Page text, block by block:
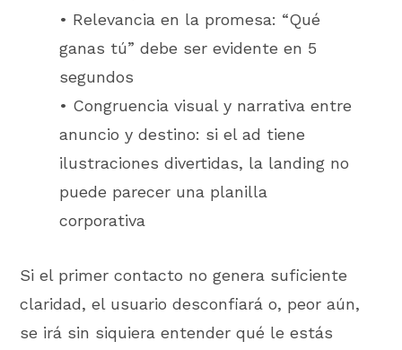
• Relevancia en la promesa: “Qué
ganas tú” debe ser evidente en 5
segundos
• Congruencia visual y narrativa entre
anuncio y destino: si el ad tiene
ilustraciones divertidas, la landing no
puede parecer una planilla
corporativa
Si el primer contacto no genera suficiente
claridad, el usuario desconfiará o, peor aún,
se irá sin siquiera entender qué le estás